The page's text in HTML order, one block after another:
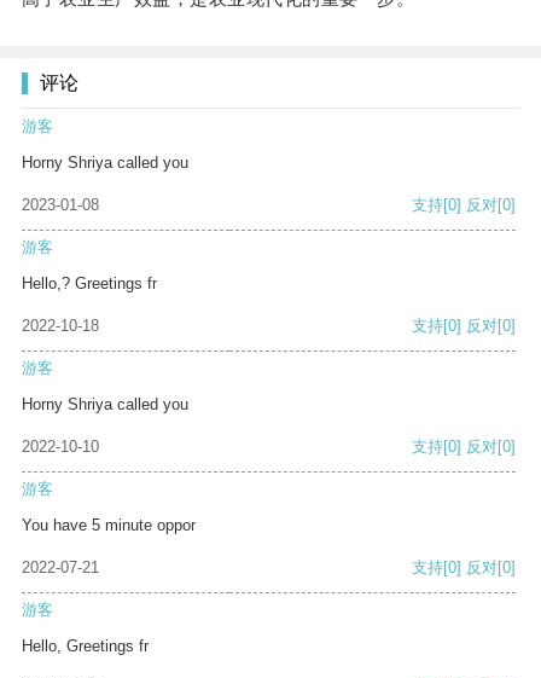
评论
游客
Horny Shriya called you
2023-01-08 支持[0] 反对[0]
游客
Hello,? Greetings fr
2022-10-18 支持[0] 反对[0]
游客
Horny Shriya called you
2022-10-10 支持[0] 反对[0]
游客
You have 5 minute oppor
2022-07-21 支持[0] 反对[0]
游客
Hello, Greetings fr